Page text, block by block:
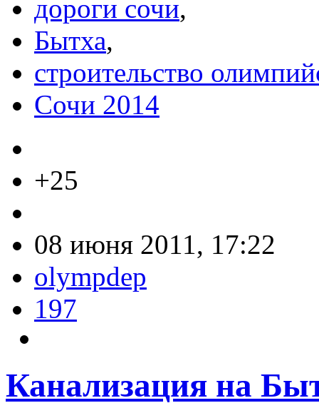
дороги сочи,
Бытха,
строительство
Сочи 2014
+25
08 июня 2011, 17:22
olympdep
197
Канализация на